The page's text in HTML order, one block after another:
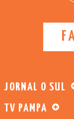
JORNAL O SUL
TV PAMPA